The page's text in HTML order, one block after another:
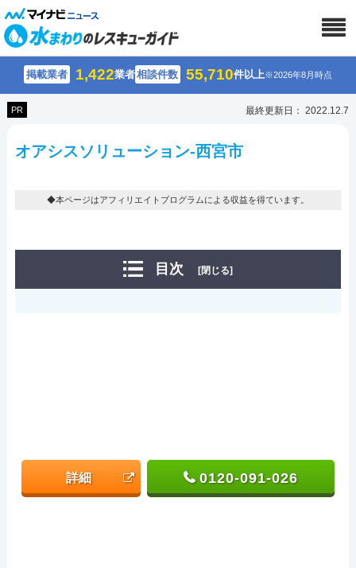
掲載業者 1,422業者相談件数 55,710件以上※2026年8月時点
PR 最終更新日： 2022.12.7
オアシスソリューション-西宮市
◆本ページはアフィリエイトプログラムによる収益を得ています。
目次 [閉じる]
詳細 0120-091-026